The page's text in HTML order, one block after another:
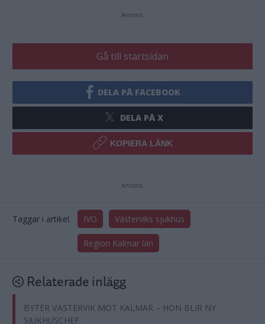
Annons:
Gå till startsidan
DELA PÅ FACEBOOK
DELA PÅ X
KOPIERA LÄNK
Annons:
Taggar i artikel IVO Västerviks sjukhus
Region Kalmar län
Relaterade inlägg
BYTER VÄSTERVIK MOT KALMAR – HON BLIR NY
SJUKHUSCHEF